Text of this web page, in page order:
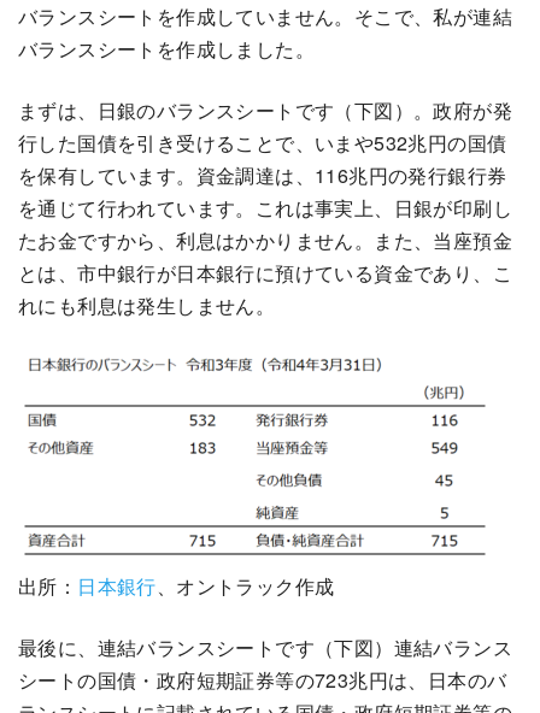
バランスシートを作成していません。そこで、私が連結
バランスシートを作成しました。
まずは、日銀のバランスシートです（下図）。政府が発
行した国債を引き受けることで、いまや532兆円の国債
を保有しています。資金調達は、116兆円の発行銀行券
を通じて行われています。これは事実上、日銀が印刷し
たお金ですから、利息はかかりません。また、当座預金
とは、市中銀行が日本銀行に預けている資金であり、こ
れにも利息は発生しません。
出所： 日本銀行、オントラック作成
最後に、連結バランスシートです（下図）連結バランス
シートの国債・政府短期証券等の723兆円は、日本のバ